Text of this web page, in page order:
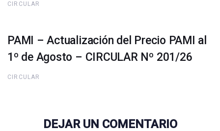
CIRCULAR
PAMI – Actualización del Precio PAMI al
1º de Agosto – CIRCULAR Nº 201/26
CIRCULAR
DEJAR UN COMENTARIO